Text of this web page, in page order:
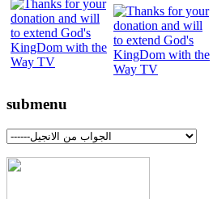
submenu